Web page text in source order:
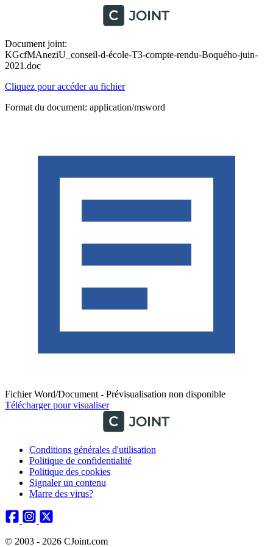
Document joint:
KGcfMAneziU_conseil-d-école-T3-compte-rendu-Boquého-juin-
2021.doc
Cliquez pour accéder au fichier
Format du document: application/msword
Fichier Word/Document - Prévisualisation non disponible
Télécharger pour visualiser
Conditions générales d'utilisation
Politique de confidentialité
Politique des cookies
Signaler un contenu
Marre des virus?
© 2003 - 2026 CJoint.com